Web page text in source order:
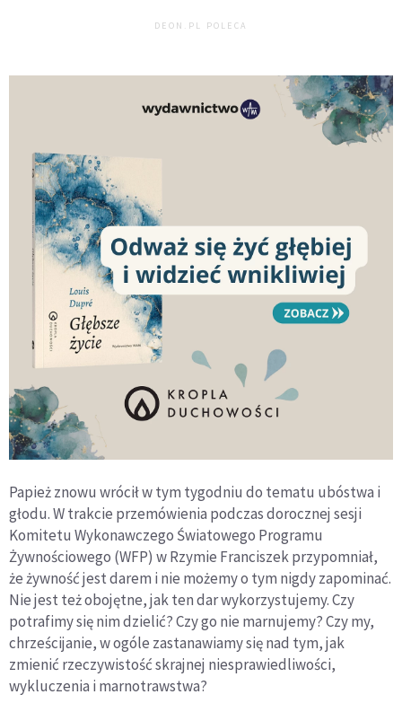
DEON.PL POLECA
Papież znowu wrócił w tym tygodniu do tematu ubóstwa i
głodu. W trakcie przemówienia podczas dorocznej sesji
Komitetu Wykonawczego Światowego Programu
Żywnościowego (WFP) w Rzymie Franciszek przypomniał,
że żywność jest darem i nie możemy o tym nigdy zapominać.
Nie jest też obojętne, jak ten dar wykorzystujemy. Czy
potrafimy się nim dzielić? Czy go nie marnujemy? Czy my,
chrześcijanie, w ogóle zastanawiamy się nad tym, jak
zmienić rzeczywistość skrajnej niesprawiedliwości,
wykluczenia i marnotrawstwa?